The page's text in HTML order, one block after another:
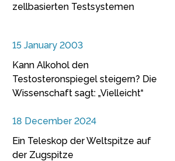
zellbasierten Testsystemen
15 January 2003
Kann Alkohol den
Testosteronspiegel steigern? Die
Wissenschaft sagt: „Vielleicht“
18 December 2024
Ein Teleskop der Weltspitze auf
der Zugspitze